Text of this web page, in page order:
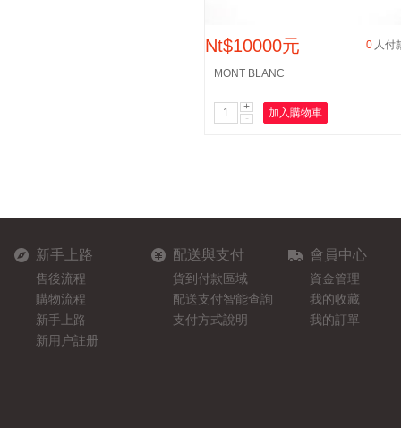
Nt$10000元 0 人付
MONT BLANC
+
-
加入購物車
新手上路
售後流程
購物流程
新手上路
新用户註册
配送與支付
貨到付款區域
配送支付智能查詢
支付方式說明
會員中心
資金管理
我的收藏
我的訂單